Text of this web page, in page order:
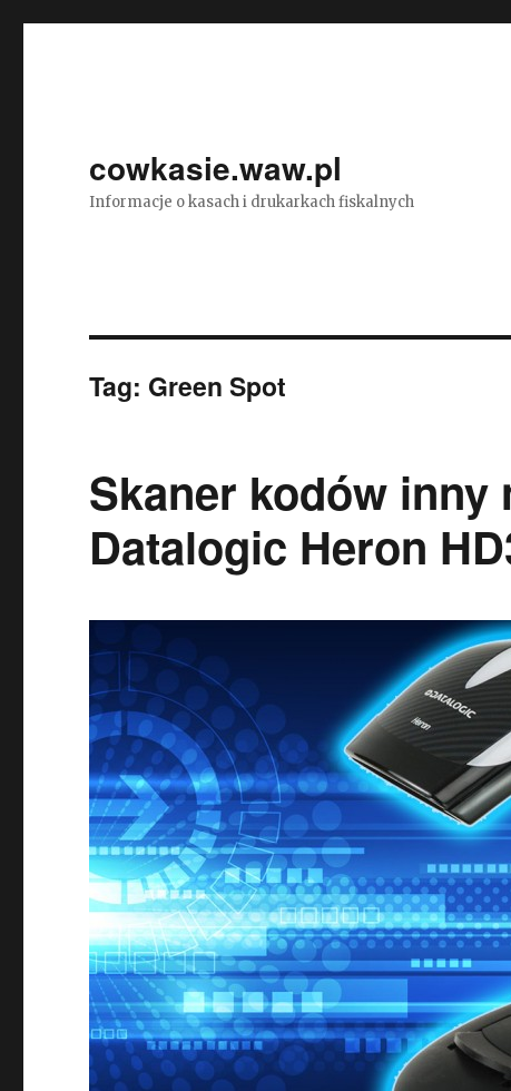
cowkasie.waw.pl
Informacje o kasach i drukarkach fiskalnych
Tag: Green Spot
Skaner kodów inny
Datalogic Heron